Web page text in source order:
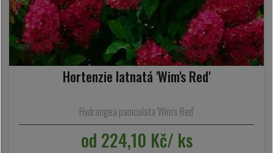
Hortenzie latnatá 'Wim's Red'
Hydrangea paniculata 'Wim's Red'
od 224,10 Kč/ ks